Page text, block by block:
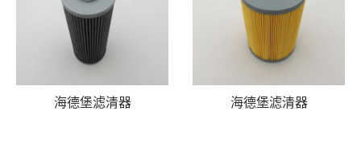
海德堡滤清器 海德堡滤清器